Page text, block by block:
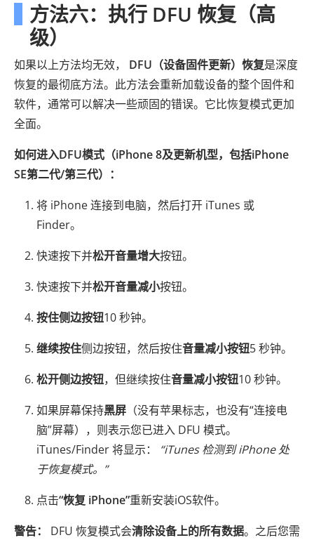
方法六：执行 DFU 恢复（高
级）
如果以上方法均无效， DFU（设备固件更新）恢复是深度
恢复的最彻底方法。此方法会重新加载设备的整个固件和
软件，通常可以解决一些顽固的错误。它比恢复模式更加
全面。
如何进入DFU模式（iPhone 8及更新机型，包括iPhone
SE第二代/第三代）：
将 iPhone 连接到电脑，然后打开 iTunes 或
Finder。
快速按下并松开音量增大按钮。
快速按下并松开音量减小按钮。
按住侧边按钮10 秒钟。
继续按住侧边按钮，然后按住音量减小按钮5 秒钟。
松开侧边按钮，但继续按住音量减小按钮10 秒钟。
如果屏幕保持黑屏 （没有苹果标志，也没有“连接电
脑”屏幕），则表示您已进入 DFU 模式。
iTunes/Finder 将显示： “iTunes 检测到 iPhone 处
于恢复模式。”
点击“恢复 iPhone”重新安装iOS软件。
警告：
DFU 恢复模式会清除设备上的所有数据。之后您需